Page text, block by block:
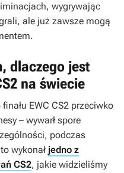
wygrywając
ale już zawsze mogą
dlaczego jest
na świecie
EWC CS2 przeciwko
– wywarł spore
podczas
wykonał jedno z
CS2, jakie widzieliśmy